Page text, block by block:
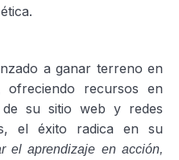
a ganar terreno en
ofreciendo recursos en
su sitio web y redes
el éxito radica en su
el aprendizaje en acción,